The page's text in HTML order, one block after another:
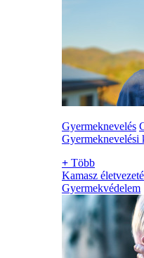
Gyermeknevelés
Gyermeknevelési
+ Több
Kamasz
Gyermekvédelem